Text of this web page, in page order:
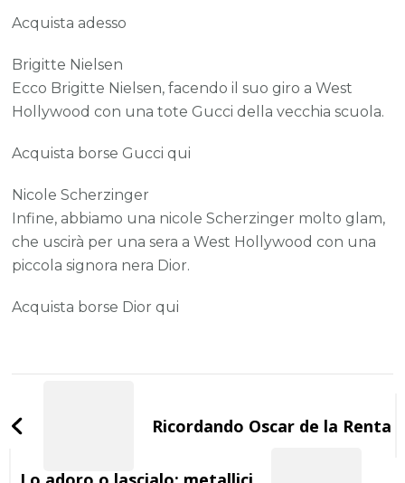
Acquista adesso
Brigitte Nielsen
Ecco Brigitte Nielsen, facendo il suo giro a West
Hollywood con una tote Gucci della vecchia scuola.
Acquista borse Gucci qui
Nicole Scherzinger
Infine, abbiamo una nicole Scherzinger molto glam,
che uscirà per una sera a West Hollywood con una
piccola signora nera Dior.
Acquista borse Dior qui
NavigationRicordando Oscar de la Renta